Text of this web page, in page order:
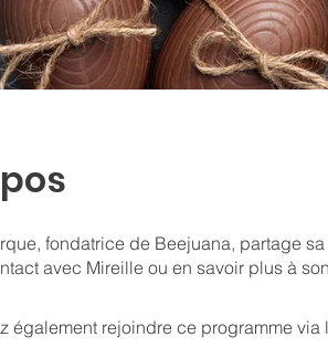
fondatrice de Beejuana, partage
avec Mireille ou en savoir plus à
également rejoindre ce programme